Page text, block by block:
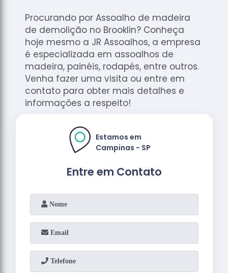
Tacos de
Madeiras
Procurando por Assoalho de madeira
de demolição no Brooklin? Conheça
hoje mesmo a JR Assoalhos, a empresa
é especializada em assoalhos de
madeira, painéis, rodapés, entre outros.
Venha fazer uma visita ou entre em
contato para obter mais detalhes e
informações a respeito!
Entre em Contato
Estamos em
Campinas - SP